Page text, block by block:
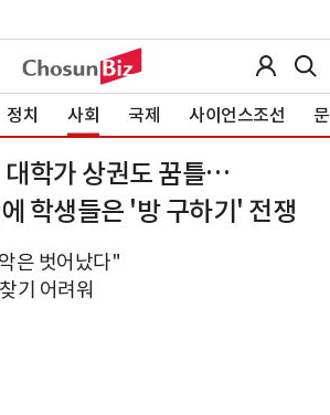
정치 사회 국제 사이언스조선
대학가 상권도 꿈틀…
학생들은 '방 구하기' 전쟁
은 벗어났다"
기 어려워